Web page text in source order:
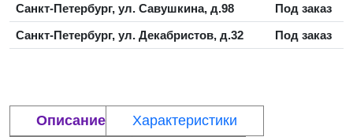
Санкт-Петербург, ул. Савушкина, д.98
Под заказ
Санкт-Петербург, ул. Декабристов, д.32
Под заказ
Описание
Характеристики